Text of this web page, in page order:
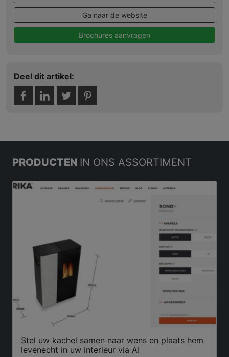
Ga naar de website
Brochures aanvragen
Deel dit artikel:
PRODUCTEN IN ONS ASSORTIMENT
Stel uw kachel samen naar wens en plaats hem
levenecht in uw interieur via AI